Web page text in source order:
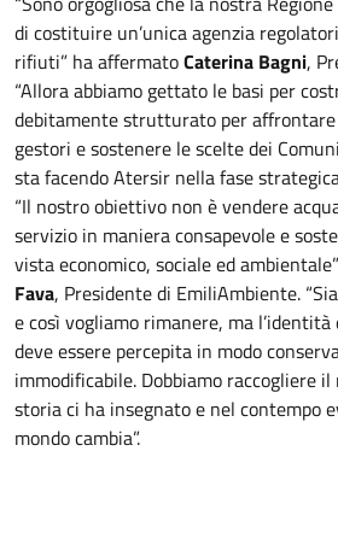
di costituire un’unica agenzia
rifiuti” ha affermatoCaterina Bagni,
“Allora abbiamo gettato le basi per
debitamente strutturato per affrontare
gestori e sostenere le scelte dei
sta facendo Atersir nella fase
“Il nostro obiettivo non è vendere
servizio in maniera consapevole e
vista economico, sociale ed
Fava, Presidente di EmiliAmbiente.
e così vogliamo rimanere, ma
deve essere percepita in modo
immodificabile. Dobbiamo raccogliere
storia ci ha insegnato e nel contempo
mondo cambia”.